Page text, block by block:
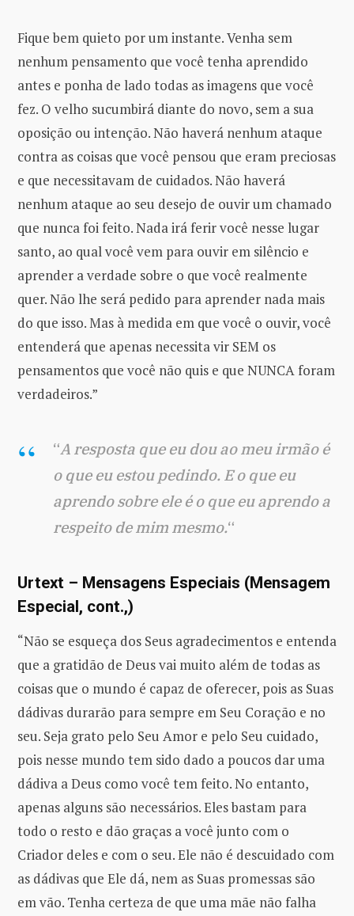
Fique bem quieto por um instante. Venha sem
nenhum pensamento que você tenha aprendido
antes e ponha de lado todas as imagens que você
fez. O velho sucumbirá diante do novo, sem a sua
oposição ou intenção. Não haverá nenhum ataque
contra as coisas que você pensou que eram preciosas
e que necessitavam de cuidados. Não haverá
nenhum ataque ao seu desejo de ouvir um chamado
que nunca foi feito. Nada irá ferir você nesse lugar
santo, ao qual você vem para ouvir em silêncio e
aprender a verdade sobre o que você realmente
quer. Não lhe será pedido para aprender nada mais
do que isso. Mas à medida em que você o ouvir, você
entenderá que apenas necessita vir SEM os
pensamentos que você não quis e que NUNCA foram
verdadeiros.”
“A resposta que eu dou ao meu irmão é
o que eu estou pedindo. E o que eu
aprendo sobre ele é o que eu aprendo a
respeito de mim mesmo.“
Urtext – Mensagens Especiais (Mensagem
Especial, cont.,)
“Não se esqueça dos Seus agradecimentos e entenda
que a gratidão de Deus vai muito além de todas as
coisas que o mundo é capaz de oferecer, pois as Suas
dádivas durarão para sempre em Seu Coração e no
seu. Seja grato pelo Seu Amor e pelo Seu cuidado,
pois nesse mundo tem sido dado a poucos dar uma
dádiva a Deus como você tem feito. No entanto,
apenas alguns são necessários. Eles bastam para
todo o resto e dão graças a você junto com o
Criador deles e com o seu. Ele não é descuidado com
as dádivas que Ele dá, nem as Suas promessas são
em vão. Tenha certeza de que uma mãe não falha